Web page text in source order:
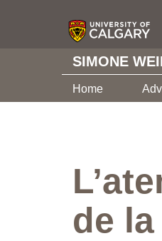
SIMONE
Home
de